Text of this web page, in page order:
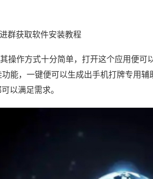
群获取软件安装教程
操作方式十分简单，打开这个应用便可
能，一键便可以生成出手机打牌专用辅
以满足需求。